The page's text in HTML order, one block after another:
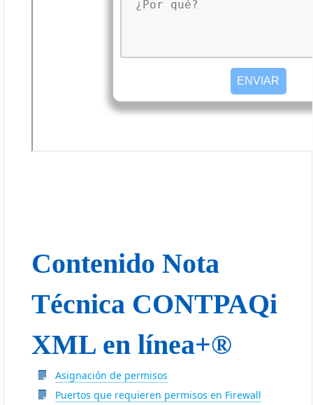
Contenido Nota
Técnica CONTPAQi
XML en línea+®
Asignación de permisos
Puertos que requieren permisos en Firewall